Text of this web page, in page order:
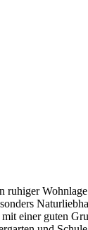
ruhiger
einer guten